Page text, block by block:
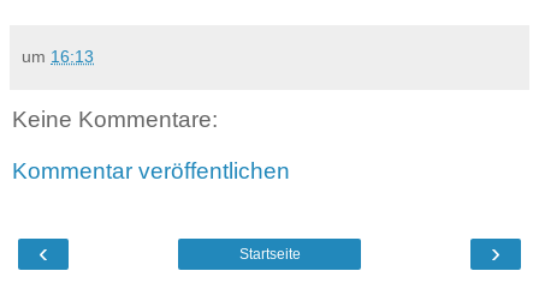
um 16:13
Keine Kommentare:
Kommentar veröffentlichen
‹ ›
Startseite